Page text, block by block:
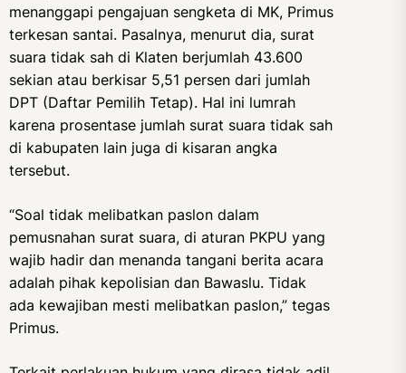
menanggapi pengajuan sengketa di MK, Primus
terkesan santai. Pasalnya, menurut dia, surat
suara tidak sah di Klaten berjumlah 43.600
sekian atau berkisar 5,51 persen dari jumlah
DPT (Daftar Pemilih Tetap). Hal ini lumrah
karena prosentase jumlah surat suara tidak sah
di kabupaten lain juga di kisaran angka
tersebut.
“Soal tidak melibatkan paslon dalam
pemusnahan surat suara, di aturan PKPU yang
wajib hadir dan menanda tangani berita acara
adalah pihak kepolisian dan Bawaslu. Tidak
ada kewajiban mesti melibatkan paslon,” tegas
Primus.